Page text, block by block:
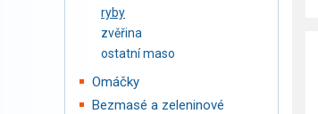
ryby
zvěřina
ostatní maso
Omáčky
Bezmasé a zeleninové